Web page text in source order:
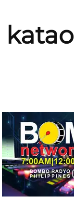
katao
Linkedin